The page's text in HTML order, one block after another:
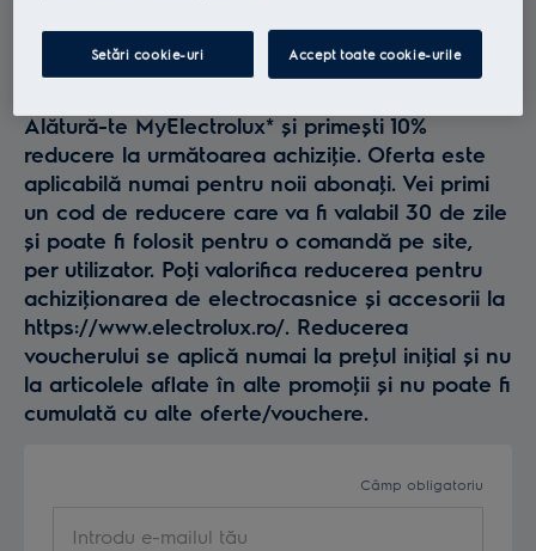
Profită la maxim de
Electrolux
Alătură-te MyElectrolux* și primești 10%
reducere la următoarea achiziţie. Oferta este
aplicabilă numai pentru noii abonaţi. Vei primi
un cod de reducere care va fi valabil 30 de zile
și poate fi folosit pentru o comandă pe site,
per utilizator. Poţi valorifica reducerea pentru
achiziţionarea de electrocasnice și accesorii la
https://www.electrolux.ro/. Reducerea
voucherului se aplică numai la preţul iniţial și nu
la articolele aflate în alte promoţii și nu poate fi
cumulată cu alte oferte/vouchere.
Câmp obligatoriu
Setări cookie-uri Accept toate cookie-urile